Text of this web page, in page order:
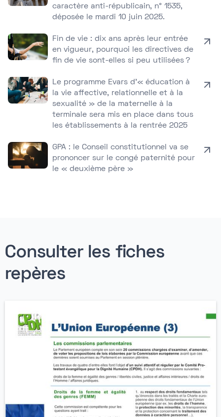
caractère anti-républicain, n° 1535,
déposée le mardi 10 juin 2025.
Fin de vie : dix ans après leur entrée
en vigueur, pourquoi les directives de
fin de vie sont-elles si peu utilisées ?
Le programme Evars d’« éducation à
la vie affective, relationnelle et à la
sexualité » de la maternelle à la
terminale sera mis en place dans tous
les établissements à la rentrée 2025
GPA : le Conseil constitutionnel va se
prononcer sur le congé paternité pour
le « deuxième père »
Consulter les fiches
repères